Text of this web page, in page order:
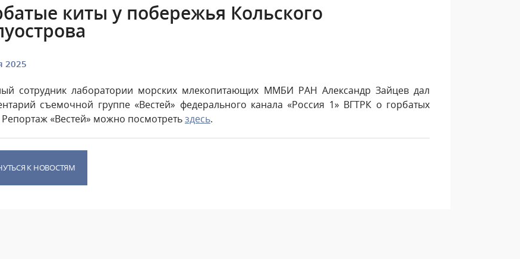
киты у побережья Кольского
2025
сотрудник лаборатории морских млекопитающих ММБИ РАН Александр Зайцев дал
съемочной группе «Вестей» федерального канала «Россия 1» ВГТРК о горбатых
Репортаж «Вестей» можно посмотретьздесь.
К НОВОСТЯМ